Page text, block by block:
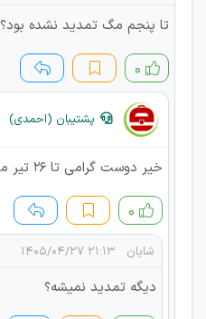
تا پنجم مگ تمدید نشده بود؟
۰
پشتیبان (احمدی)
خیر دوست گرامی تا ۲۶ تیر ماه تمدید شده بود
۰
شایان ۲۱:۱۳ ۱۴۰۵/۰۴/۲۷
دیگه تمدید نمیشه؟